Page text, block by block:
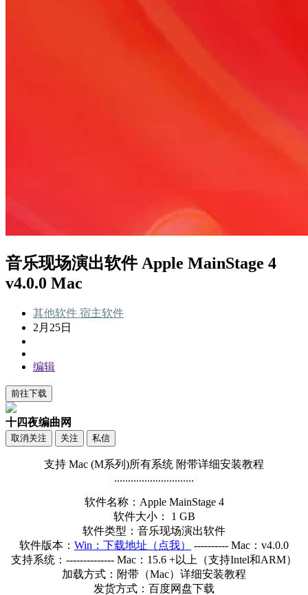
音乐现场演出软件 Apple MainStage 4
v4.0.0 Mac
其他软件 宿主软件
2月25日
编辑
前往下载
十四夜编曲网
取消关注 关注 私信
支持 Mac (M系列)所有系统 附带详细安装教程
.............................
软件名称：Apple MainStage 4
软件大小： 1 GB
软件类型：音乐现场演出软件
软件版本： Win：下载地址（点我）
---------- Mac：v4.0.0
支持系统：-------------- Mac：15.6 +以上（支持Intel和ARM）
加载方式：附带（Mac）详细安装教程
发货方式：百度网盘下载